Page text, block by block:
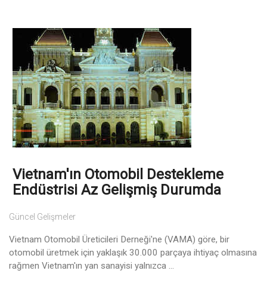
Vietnam'ın Otomobil Destekleme
Endüstrisi Az Gelişmiş Durumda
Güncel Gelişmeler
Vietnam Otomobil Üreticileri Derneği'ne (VAMA) göre, bir
otomobil üretmek için yaklaşık 30.000 parçaya ihtiyaç olmasına
rağmen Vietnam'ın yan sanayisi yalnızca ...